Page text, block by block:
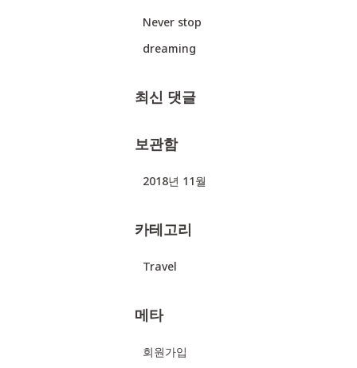
Never stop
dreaming
최신 댓글
보관함
2018년 11월
카테고리
Travel
메타
회원가입